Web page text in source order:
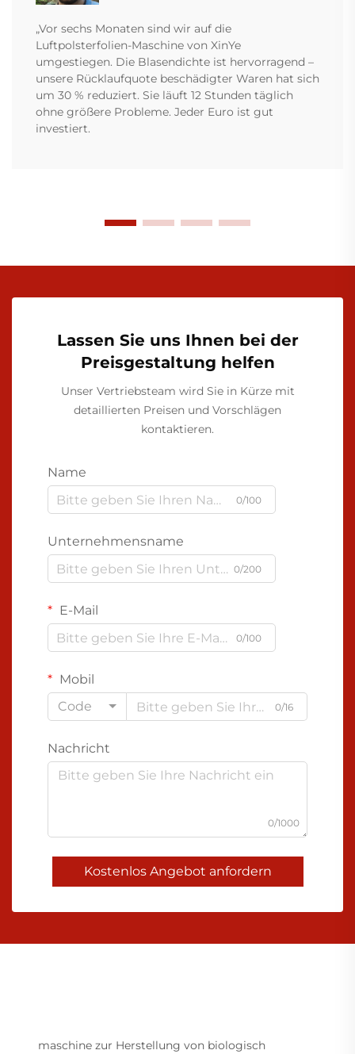
„Vor sechs Monaten sind wir auf die
Luftpolsterfolien-Maschine von XinYe
umgestiegen. Die Blasendichte ist hervorragend –
unsere Rücklaufquote beschädigter Waren hat sich
um 30 % reduziert. Sie läuft 12 Stunden täglich
ohne größere Probleme. Jeder Euro ist gut
investiert.
Lassen Sie uns Ihnen bei der
Preisgestaltung helfen
Unser Vertriebsteam wird Sie in Kürze mit
detaillierten Preisen und Vorschlägen
kontaktieren.
Name
0/100
Unternehmensname
0/200
E-Mail
0/100
Mobil
Code
0/16
Nachricht
0/1000
Kostenlos Angebot anfordern
maschine zur Herstellung von biologisch